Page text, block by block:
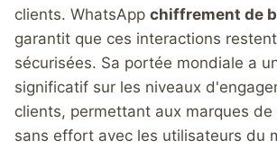
clients. WhatsApp chiffrement de
garantit que ces interactions
sécurisées. Sa portée mondiale a
significatif sur les niveaux
clients, permettant aux marques
sans effort avec les utilisateurs du